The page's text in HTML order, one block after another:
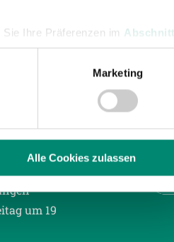
Ihre Präferenzen im Abschnitt
Medien anbieten zu können
zu Ihrer Verwendung unserer
Marketing
Alle Cookies zulassen
Ried
Ankick ist um
um 19